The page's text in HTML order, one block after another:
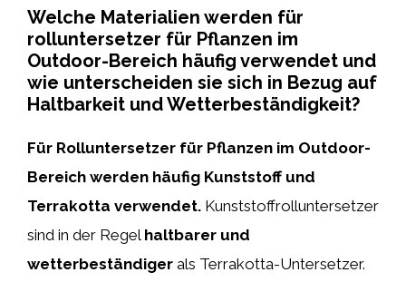
Welche Materialien werden für
rolluntersetzer für Pflanzen im
Outdoor-Bereich häufig verwendet und
wie unterscheiden sie sich in Bezug auf
Haltbarkeit und Wetterbeständigkeit?
Für Rolluntersetzer für Pflanzen im Outdoor-
Bereich werden häufig Kunststoff und
Terrakotta verwendet. Kunststoffrolluntersetzer
sind in der Regel haltbarer und
wetterbeständiger als Terrakotta-Untersetzer.